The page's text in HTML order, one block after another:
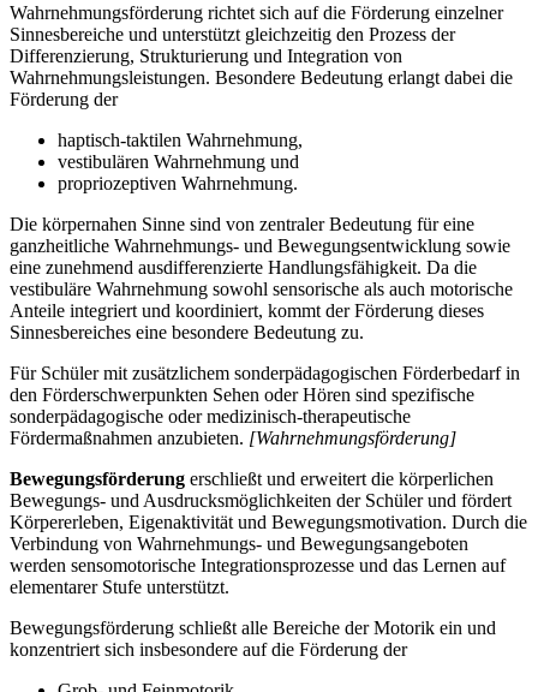
Wahrnehmungsförderung richtet sich auf die Förderung einzelner
Sinnesbereiche und unterstützt gleichzeitig den Prozess der
Differenzierung, Strukturierung und Integration von
Wahrnehmungsleistungen. Besondere Bedeutung erlangt dabei die
Förderung der
haptisch-taktilen Wahrnehmung,
vestibulären Wahrnehmung und
propriozeptiven Wahrnehmung.
Die körpernahen Sinne sind von zentraler Bedeutung für eine
ganzheitliche Wahrnehmungs- und Bewegungsentwicklung sowie
eine zunehmend ausdifferenzierte Handlungsfähigkeit. Da die
vestibuläre Wahrnehmung sowohl sensorische als auch motorische
Anteile integriert und koordiniert, kommt der Förderung dieses
Sinnesbereiches eine besondere Bedeutung zu.
Für Schüler mit zusätzlichem sonderpädagogischen Förderbedarf in
den Förderschwerpunkten Sehen oder Hören sind spezifische
sonderpädagogische oder medizinisch-therapeutische
Fördermaßnahmen anzubieten. [Wahrnehmungsförderung]
Bewegungsförderung erschließt und erweitert die körperlichen
Bewegungs- und Ausdrucksmöglichkeiten der Schüler und fördert
Körpererleben, Eigenaktivität und Bewegungsmotivation. Durch die
Verbindung von Wahrnehmungs- und Bewegungsangeboten
werden sensomotorische Integrationsprozesse und das Lernen auf
elementarer Stufe unterstützt.
Bewegungsförderung schließt alle Bereiche der Motorik ein und
konzentriert sich insbesondere auf die Förderung der